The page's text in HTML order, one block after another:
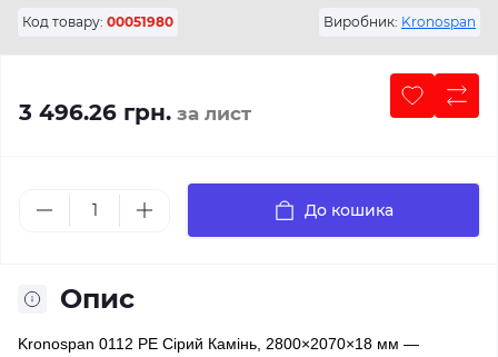
Код товару: 00051980 Виробник: Kronospan
3 496.26 грн. за лист
До кошика
Опис
Kronospan 0112 PE Сірий Камінь, 2800×2070×18 мм —